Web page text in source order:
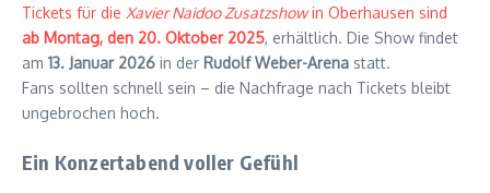
Tickets für die Xavier Naidoo Zusatzshowin Oberhausen sind
ab Montag, den 20. Oktober 2025, erhältlich. Die Show findet
am 13. Januar 2026 in der Rudolf Weber-Arena statt.
Fans sollten schnell sein – die Nachfrage nach Tickets bleibt
ungebrochen hoch.
Ein Konzertabend voller Gefühl